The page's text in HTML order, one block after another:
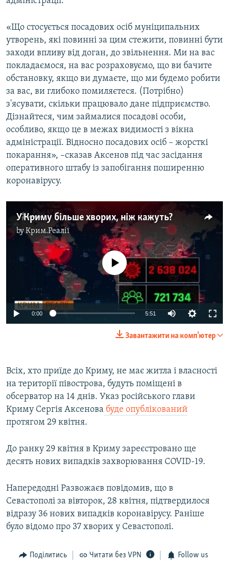
«Що стосується посадових осіб муніципальних
утворень, які повинні за цим стежити, повинні бути
заходи впливу від доган, до звільнення. Ми на вас
покладаємося, на вас розраховуємо, що ви бачите
обстановку, якщо ви думаєте, що ми будемо робити
за вас, ви глибоко помиляєтеся. (Потрібно)
з'ясувати, скільки працювало дане підприємство.
Дізнайтеся, чим займалися посадові особи,
особливо, якщо це в межах видимості з вікна
адміністрації. Відносно посадових осіб – жорсткі
покарання», –сказав Аксенов під час засідання
оперативного штабу із запобігання поширенню
коронавірусу.
У Криму більше хворих, ніж кажуть?
byКрим.Реалії
1080p
No media source currently available
0:00 5:51
1080p
Завантажити на комп'ютер
Всіх, хто приїде до Криму, не має житла і власності
на території півострова, будуть поміщені в
обсерватор на 14 днів. Указ російського глави
Криму Сергія Аксенова буде опублікований
протягом 29 квітня.
До ранку 29 квітня в Криму зареєстровано ще
десять нових випадків захворювання COVID-19.
Напередодні Развожаєв повідомив, що в
Севастополі за вівторок, 28 квітня, підтвердилося
відразу 36 нових випадків коронавірусу. Раніше
було відомо про 37 хворих у Севастополі.
Поділитись Читати без VPN Follow us